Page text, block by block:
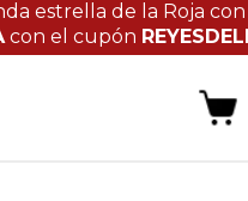
estrella de la Roja
con el cupón